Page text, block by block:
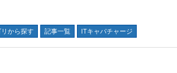
リから探す 記事一覧 ITキャパチャージ